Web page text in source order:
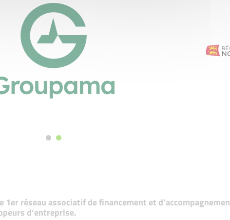
1er réseau associatif de financement et
d’entreprise.